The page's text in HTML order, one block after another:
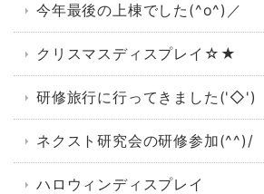
今年最後の上棟でした(^o^)／
クリスマスディスプレイ☆★
研修旅行に行ってきました('◇')ゞ
ネクスト研究会の研修参加(^^)/
ハロウィンディスプレイ